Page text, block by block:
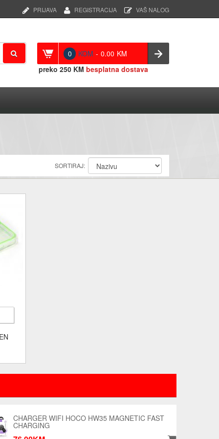
VAŠ NALOG
REGISTRACIJA
PRIJAVA
0 KOM - 0.00 KM
preko 250 KM besplatna dostava
SORTIRAJ:
CHARGER WIFI HOCO HW35 MAGNETIC FAST
CHARGING